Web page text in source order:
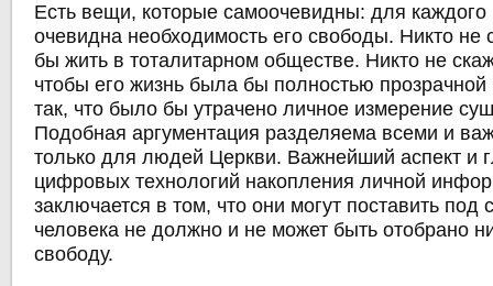
Есть вещи, которые самоочевидны: для каждого
очевидна необходимость его свободы. Никто не
бы жить в тоталитарном обществе. Никто не
чтобы его жизнь была бы полностью прозрачной
так, что было бы утрачено личное измерение
Подобная аргументация разделяема всеми и
только для людей Церкви. Важнейший аспект и
цифровых технологий накопления личной
заключается в том, что они могут поставить под
человека не должно и не может быть отобрано
свободу.